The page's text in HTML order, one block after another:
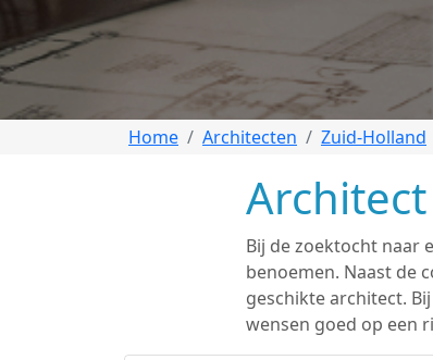
Home Architecten Zuid-Holland
Bij de zoektocht naar
benoemen. Naast de
geschikte architect.
wensen goed op een